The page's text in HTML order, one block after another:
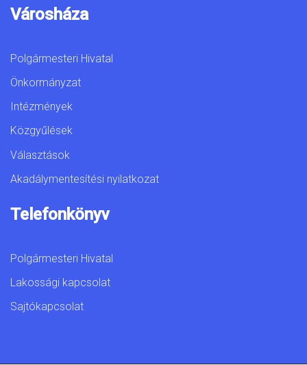
Városháza
Polgármesteri Hivatal
Önkormányzat
Intézmények
Közgyűlések
Választások
Akadálymentesítési nyilatkozat
Telefonkönyv
Polgármesteri Hivatal
Lakossági kapcsolat
Sajtókapcsolat